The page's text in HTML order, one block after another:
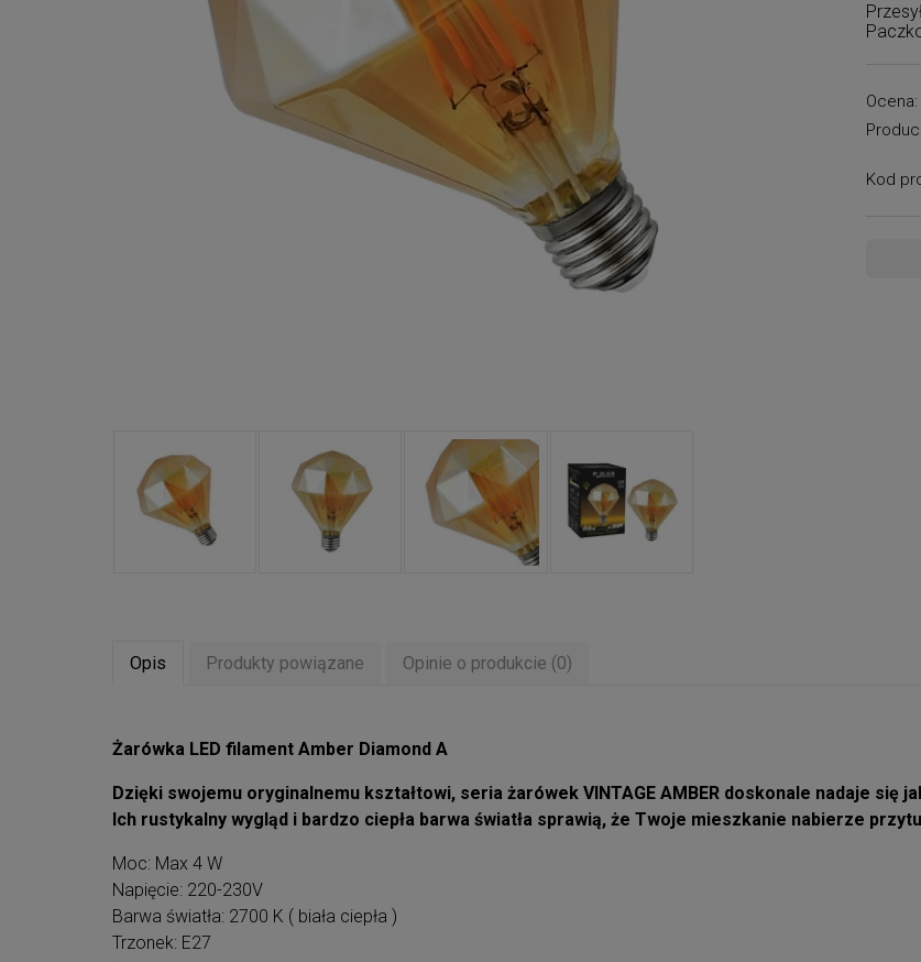
Ocena:
Kod
Opis Produkty powiązane Opinie o produkcie (0)
Żarówka LED filament Amber Diamond A
Dzięki swojemu oryginalnemu kształtowi, seria żarówek VINTAGE AMBER doskonale nadaje się
Ich rustykalny wygląd i bardzo ciepła barwa światła sprawią, że Twoje mieszkanie nabierze
Moc: Max 4 W
Napięcie: 220-230V
Barwa światła: 2700 K ( biała ciepła )
Trzonek: E27